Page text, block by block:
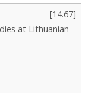
[14.67]
at Lithuanian